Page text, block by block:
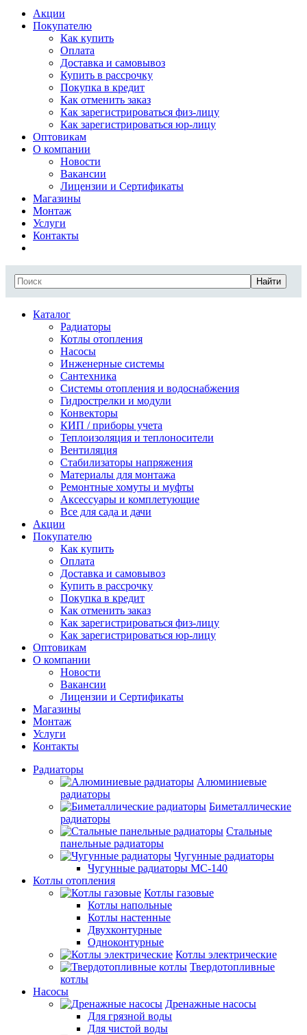
Акции
Покупателю
Как купить
Оплата
Доставка и самовывоз
Купить в рассрочку
Покупка в кредит
Как отменить заказ
Как зарегистрироваться физ-лицу
Как зарегистрироваться юр-лицу
Оптовикам
О компании
Новости
Вакансии
Лицензии и Сертификаты
Магазины
Монтаж
Услуги
Контакты
Найти
Каталог
Радиаторы
Котлы отопления
Насосы
Инженерные системы
Сантехника
Системы отопления и водоснабжения
Гидрострелки и модули
Конвекторы
КИП / приборы учета
Теплоизоляция и теплоносители
Вентиляция
Стабилизаторы напряжения
Материалы для монтажа
Ремонтные хомуты и муфты
Аксессуары и комплетующие
Все для сада и дачи
Акции
Покупателю
Как купить
Оплата
Доставка и самовывоз
Купить в рассрочку
Покупка в кредит
Как отменить заказ
Как зарегистрироваться физ-лицу
Как зарегистрироваться юр-лицу
Оптовикам
О компании
Новости
Вакансии
Лицензии и Сертификаты
Магазины
Монтаж
Услуги
Контакты
Радиаторы
Алюминиевые
радиаторы
Биметаллические
радиаторы
Стальные
панельные радиаторы
Чугунные радиаторы
Чугунные радиаторы МС-140
Котлы отопления
Котлы газовые
Котлы напольные
Котлы настенные
Двухконтурные
Одноконтурные
Котлы электрические
Твердотопливные
котлы
Насосы
Дренажные насосы
Для грязной воды
Для чистой воды